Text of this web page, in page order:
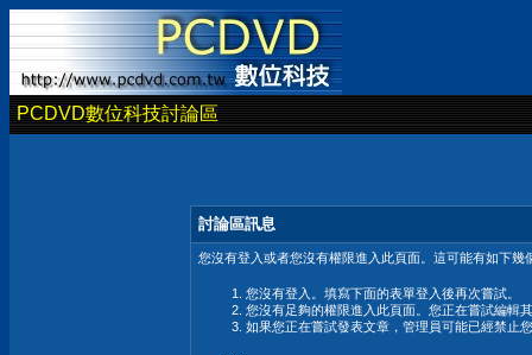
PCDVD數位科技討論區
討論區訊息
您沒有登入或者您沒有權限進入此頁面。這可能有如下幾
您沒有登入。填寫下面的表單登入後再次嘗試。
您沒有足夠的權限進入此頁面。您正在嘗試編輯
如果您正在嘗試發表文章，管理員可能已經禁止